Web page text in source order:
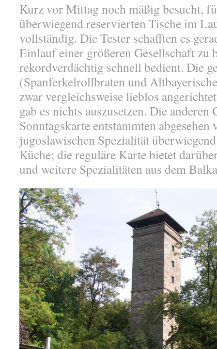
Kurz vor Mittag noch mäßig besucht,
überwiegend reservierten Tische im
vollständig. Die Tester schafften es
Einlauf einer größeren Gesellschaft zu
rekordverdächtig schnell bedient. Die
(Spanferkelrollbraten und
zwar vergleichsweise lieblos
gab es nichts auszusetzen. Die
Sonntagskarte entstammten abgesehen
jugoslawischen Spezialität
Küche; die reguläre Karte bietet
und weitere Spezialitäten aus dem